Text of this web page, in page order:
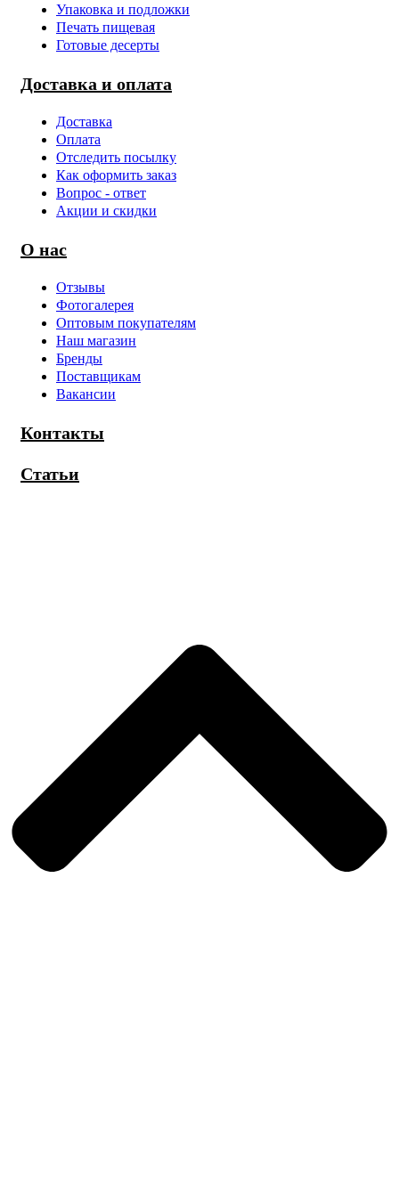
Упаковка и подложки
Печать пищевая
Готовые десерты
Доставка и оплата
Доставка
Оплата
Отследить посылку
Как оформить заказ
Вопрос - ответ
Акции и скидки
О нас
Отзывы
Фотогалерея
Оптовым покупателям
Наш магазин
Бренды
Поставщикам
Вакансии
Контакты
Статьи